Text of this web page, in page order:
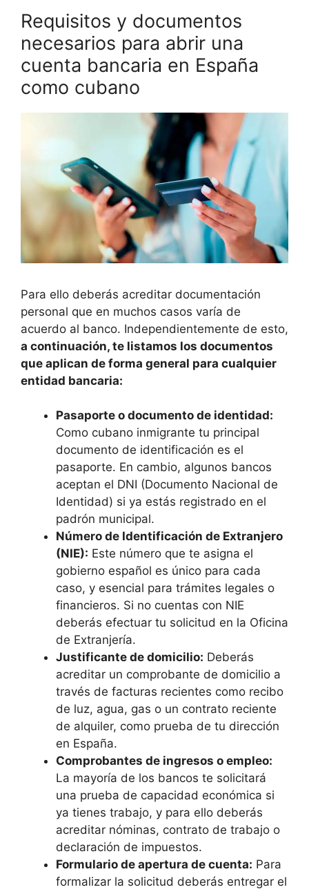
Requisitos y documentos
necesarios para abrir una
cuenta bancaria en España
como cubano
Para ello deberás acreditar documentación
personal que en muchos casos varía de
acuerdo al banco. Independientemente de esto,
a continuación, te listamos los documentos
que aplican de forma general para cualquier
entidad bancaria:
Pasaporte o documento de identidad:
Como cubano inmigrante tu principal
documento de identificación es el
pasaporte. En cambio, algunos bancos
aceptan el DNI (Documento Nacional de
Identidad) si ya estás registrado en el
padrón municipal.
Número de Identificación de Extranjero
(NIE): Este número que te asigna el
gobierno español es único para cada
caso, y esencial para trámites legales o
financieros. Si no cuentas con NIE
deberás efectuar tu solicitud en la Oficina
de Extranjería.
Justificante de domicilio: Deberás
acreditar un comprobante de domicilio a
través de facturas recientes como recibo
de luz, agua, gas o un contrato reciente
de alquiler, como prueba de tu dirección
en España.
Comprobantes de ingresos o empleo:
La mayoría de los bancos te solicitará
una prueba de capacidad económica si
ya tienes trabajo, y para ello deberás
acreditar nóminas, contrato de trabajo o
declaración de impuestos.
Formulario de apertura de cuenta: Para
formalizar la solicitud deberás entregar el